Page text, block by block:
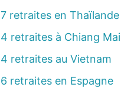
7 retraites en Thaïlande
4 retraites à Chiang Mai
4 retraites au Vietnam
6 retraites en Espagne